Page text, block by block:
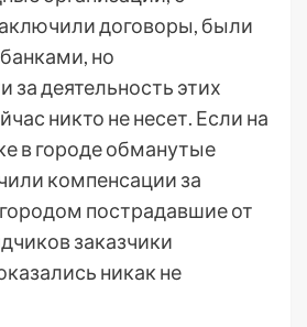
договоры, были
но
за деятельность этих
никто не несет. Если на
в городе обманутые
компенсации за
пострадавшие от
заказчики
никак не